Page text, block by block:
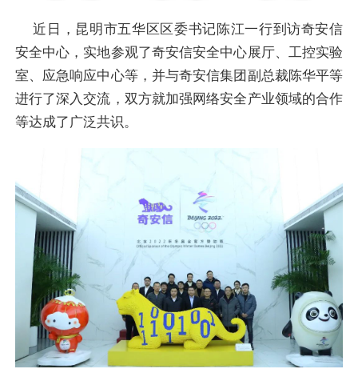
近日，昆明市五华区区委书记陈江一行到访奇安信
安全中心，实地参观了奇安信安全中心展厅、工控实验
室、应急响应中心等，并与奇安信集团副总裁陈华平等
进行了深入交流，双方就加强网络安全产业领域的合作
等达成了广泛共识。